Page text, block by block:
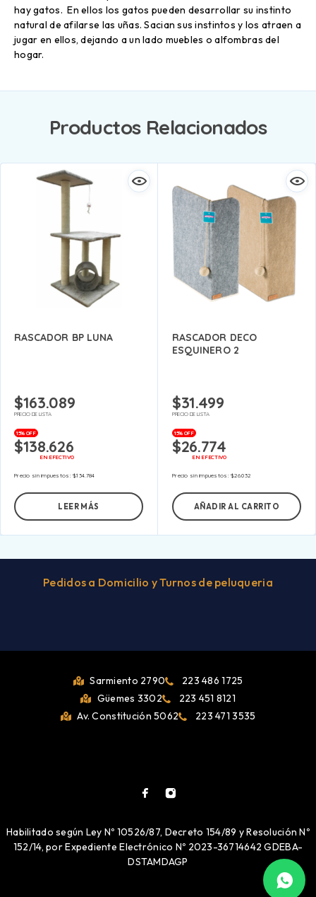
hay gatos. En ellos los gatos pueden desarrollar su instinto
natural de afilarse las uñas. Sacian sus instintos y los atraen a
jugar en ellos, dejando a un lado muebles o alfombras del
hogar.
Productos Relacionados
RASCADOR BP LUNA
$163.089
PRECIO DE LISTA
15% OFF
$138.626
EN EFECTIVO
Precio sin impuestos:$134.784
LEER MÁS
RASCADOR DECO
ESQUINERO 2
$31.499
PRECIO DE LISTA
15% OFF
$26.774
EN EFECTIVO
Precio sin impuestos:$26.032
AÑADIR AL CARRITO
Pedidos a Domicilio y Turnos de peluqueria
Sarmiento 2790
223 486 1725
Güemes 3302
223 451 8121
Av. Constitución 5062
223 471 3535
Habilitado según Ley Nº 10526/87, Decreto 154/89 y Resolución Nº
152/14, por Expediente Electrónico Nº 2023-36714642 GDEBA-
DSTAMDAGP